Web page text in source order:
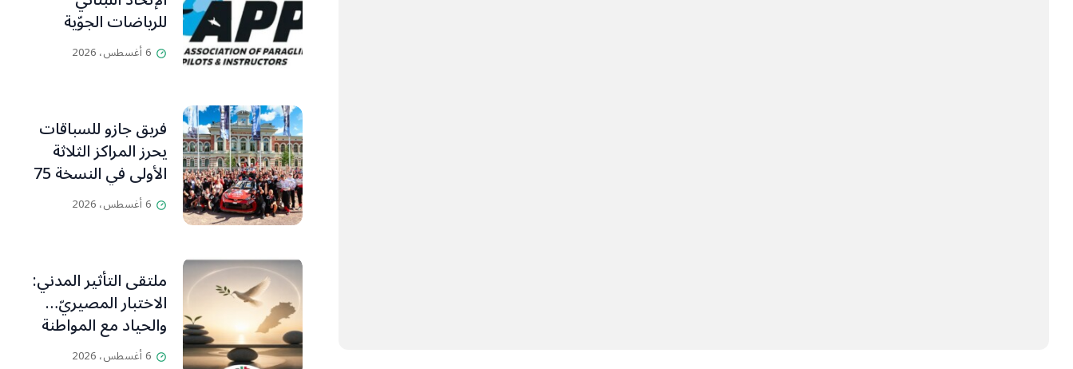
للرياضات الجوّية
وجمعية طيّاري
ومدرّبي الطيران
6 أغسطس، 2026
فريق جازو للسباقات
يحرز المراكز الثلاثة
الأولى في النسخة 75
من رالي فنلندا
6 أغسطس، 2026
ملتقى التأثير المدني:
الاختبار المصيريّ…
والحياد مع المواطنة
بوصلة
6 أغسطس، 2026